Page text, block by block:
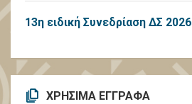
13η ειδική Συνεδρίαση ΔΣ 2026
ΧΡΗΣΙΜΑ ΕΓΓΡΑΦΑ